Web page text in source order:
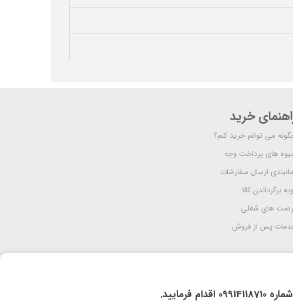
خرید
می توانم خرید کنم؟
های پرداخت وجه
ارسال سفارشات
برگرداندن کالا
های شغلی
پس از فروش